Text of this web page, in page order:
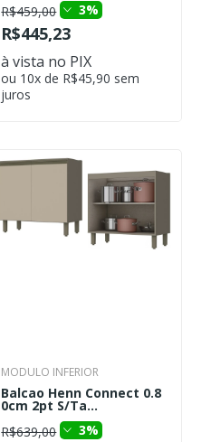
R$459,00
3%
R$445,23
à vista no PIX
ou 10x de R$45,90 sem
juros
MODULO INFERIOR
Balcao Henn Connect 0.8
0cm 2pt S/Ta...
R$639,00
3%